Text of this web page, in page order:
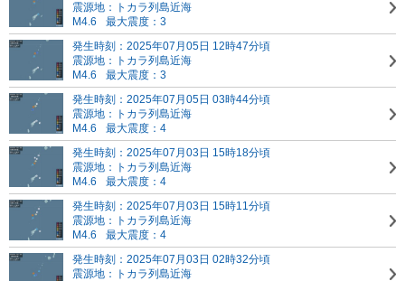
震源地：トカラ列島近海
M4.6
最大震度：3
発生時刻：2025年07月05日 12時47分頃
震源地：トカラ列島近海
M4.6
最大震度：3
発生時刻：2025年07月05日 03時44分頃
震源地：トカラ列島近海
M4.6
最大震度：4
発生時刻：2025年07月03日 15時18分頃
震源地：トカラ列島近海
M4.6
最大震度：4
発生時刻：2025年07月03日 15時11分頃
震源地：トカラ列島近海
M4.6
最大震度：4
発生時刻：2025年07月03日 02時32分頃
震源地：トカラ列島近海